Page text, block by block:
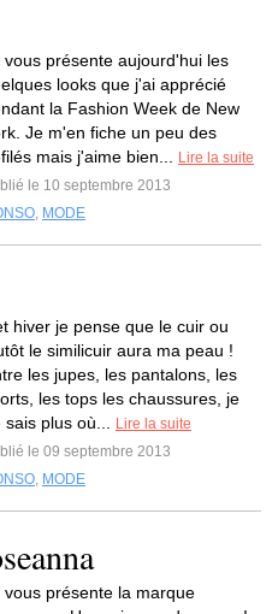
vous présente aujourd'hui les
looks que j'ai apprécié
la Fashion Week de New
Je m'en fiche un peu des
mais j'aime bien...
Lire la suite
le 10 septembre 2013
, MODE
hiver je pense que le cuir ou
le similicuir aura ma peau !
les jupes, les pantalons, les
les tops les chaussures, je
sais plus où...
Lire la suite
le 09 septembre 2013
, MODE
vous présente la marque